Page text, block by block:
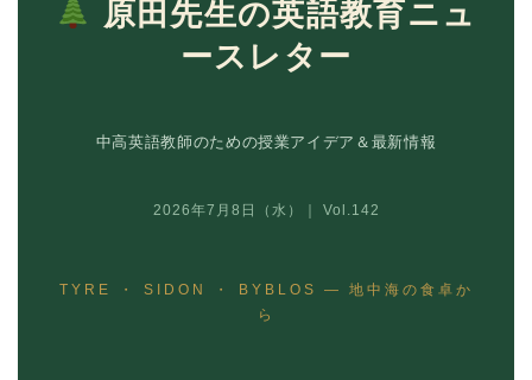
原田先生の英語教育ニュ
ースレター
中高英語教師のための授業アイデア＆最新情報
2026年7月8日（水）｜ Vol.142
TYRE ・ SIDON ・ BYBLOS — 地中海の食卓か
ら